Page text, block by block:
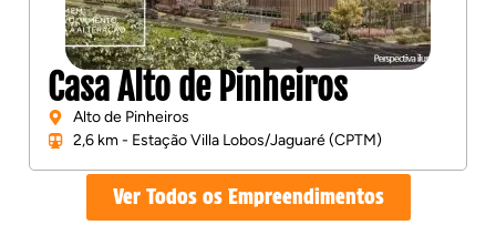
Casa Alto de Pinheiros
Alto de Pinheiros
2,6 km - Estação Villa Lobos/Jaguaré (CPTM)
Ver Todos os Empreendimentos